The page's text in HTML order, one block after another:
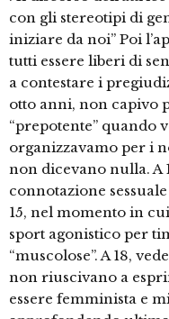
con gli stereotipi di
iniziare da noi” Poi
tutti essere liberi di
a contestare i
otto anni, non capivo
“prepotente” quando
organizzavamo per i
non dicevano nulla. A
connotazione
15, nel momento in
sport agonistico per
“muscolose”. A 18,
non riuscivano a
essere femminista e